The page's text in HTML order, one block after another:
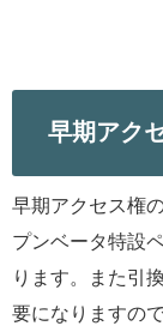
早期アク
早期アクセス権
プンベータ特設
ります。また引
要になりますの